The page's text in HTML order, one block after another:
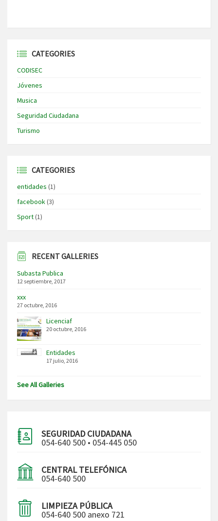
CATEGORIES
CODISEC
Jóvenes
Musica
Seguridad Ciudadana
Turismo
CATEGORIES
entidades (1)
facebook(3)
Sport(1)
RECENT GALLERIES
Subasta Publica
12 septiembre, 2017
xxx
27 octubre, 2016
Licenciaf
20 octubre, 2016
Entidades
17 julio, 2016
See All Galleries
SEGURIDAD CIUDADANA
054-640 500 • 054-445 050
CENTRAL TELEFÓNICA
054-640 500
LIMPIEZA PÚBLICA
054-640 500 anexo 721